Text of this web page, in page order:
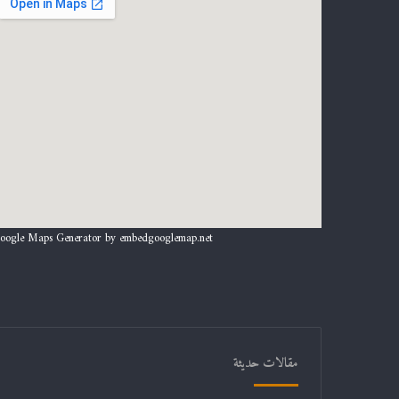
Maps Generator by embedgooglemap.net
مقالات حديثة